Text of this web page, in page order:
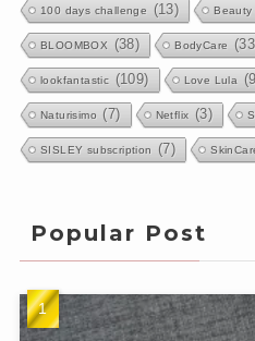
100 days challenge (13) Beauty
BLOOMBOX (38) BodyCare
lookfantastic (109) Love Lula
Naturisimo (7) Netflix (3)
SISLEY subscription (7)
Popular Post